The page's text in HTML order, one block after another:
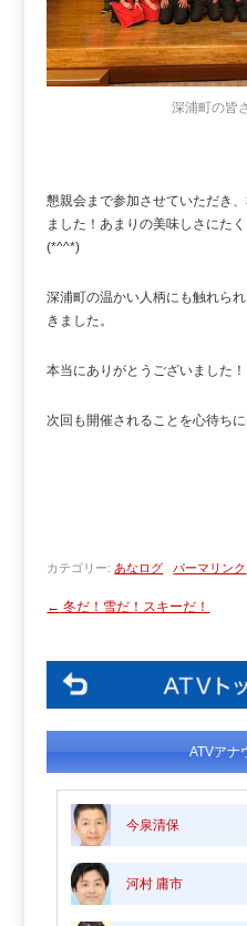
深浦町の皆
懇親会まで参加させていただき
ました！あまりの美味しさにた
(*^^*)
深浦町の温かい人柄にも触れら
きました。
本当にありがとうございました！
次回も開催されることを心待ち
カテゴリー: あなログ パーマリンク
← 冬だ！雪だ！スキーだ！
ATVアナ
今泉清保
河村 庸市